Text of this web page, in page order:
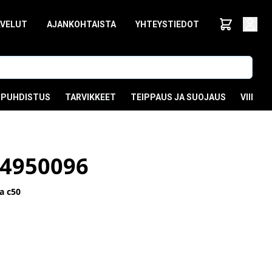
AJANKOHTAISTA YHTEYSTIEDOT
PUHDISTUS TARVIKKEET TEIPPAUS JA SUOJAUS
c50